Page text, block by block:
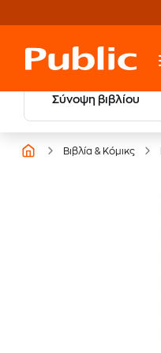
Σύνοψη βιβλίου
Βιβλία & Κόμικς